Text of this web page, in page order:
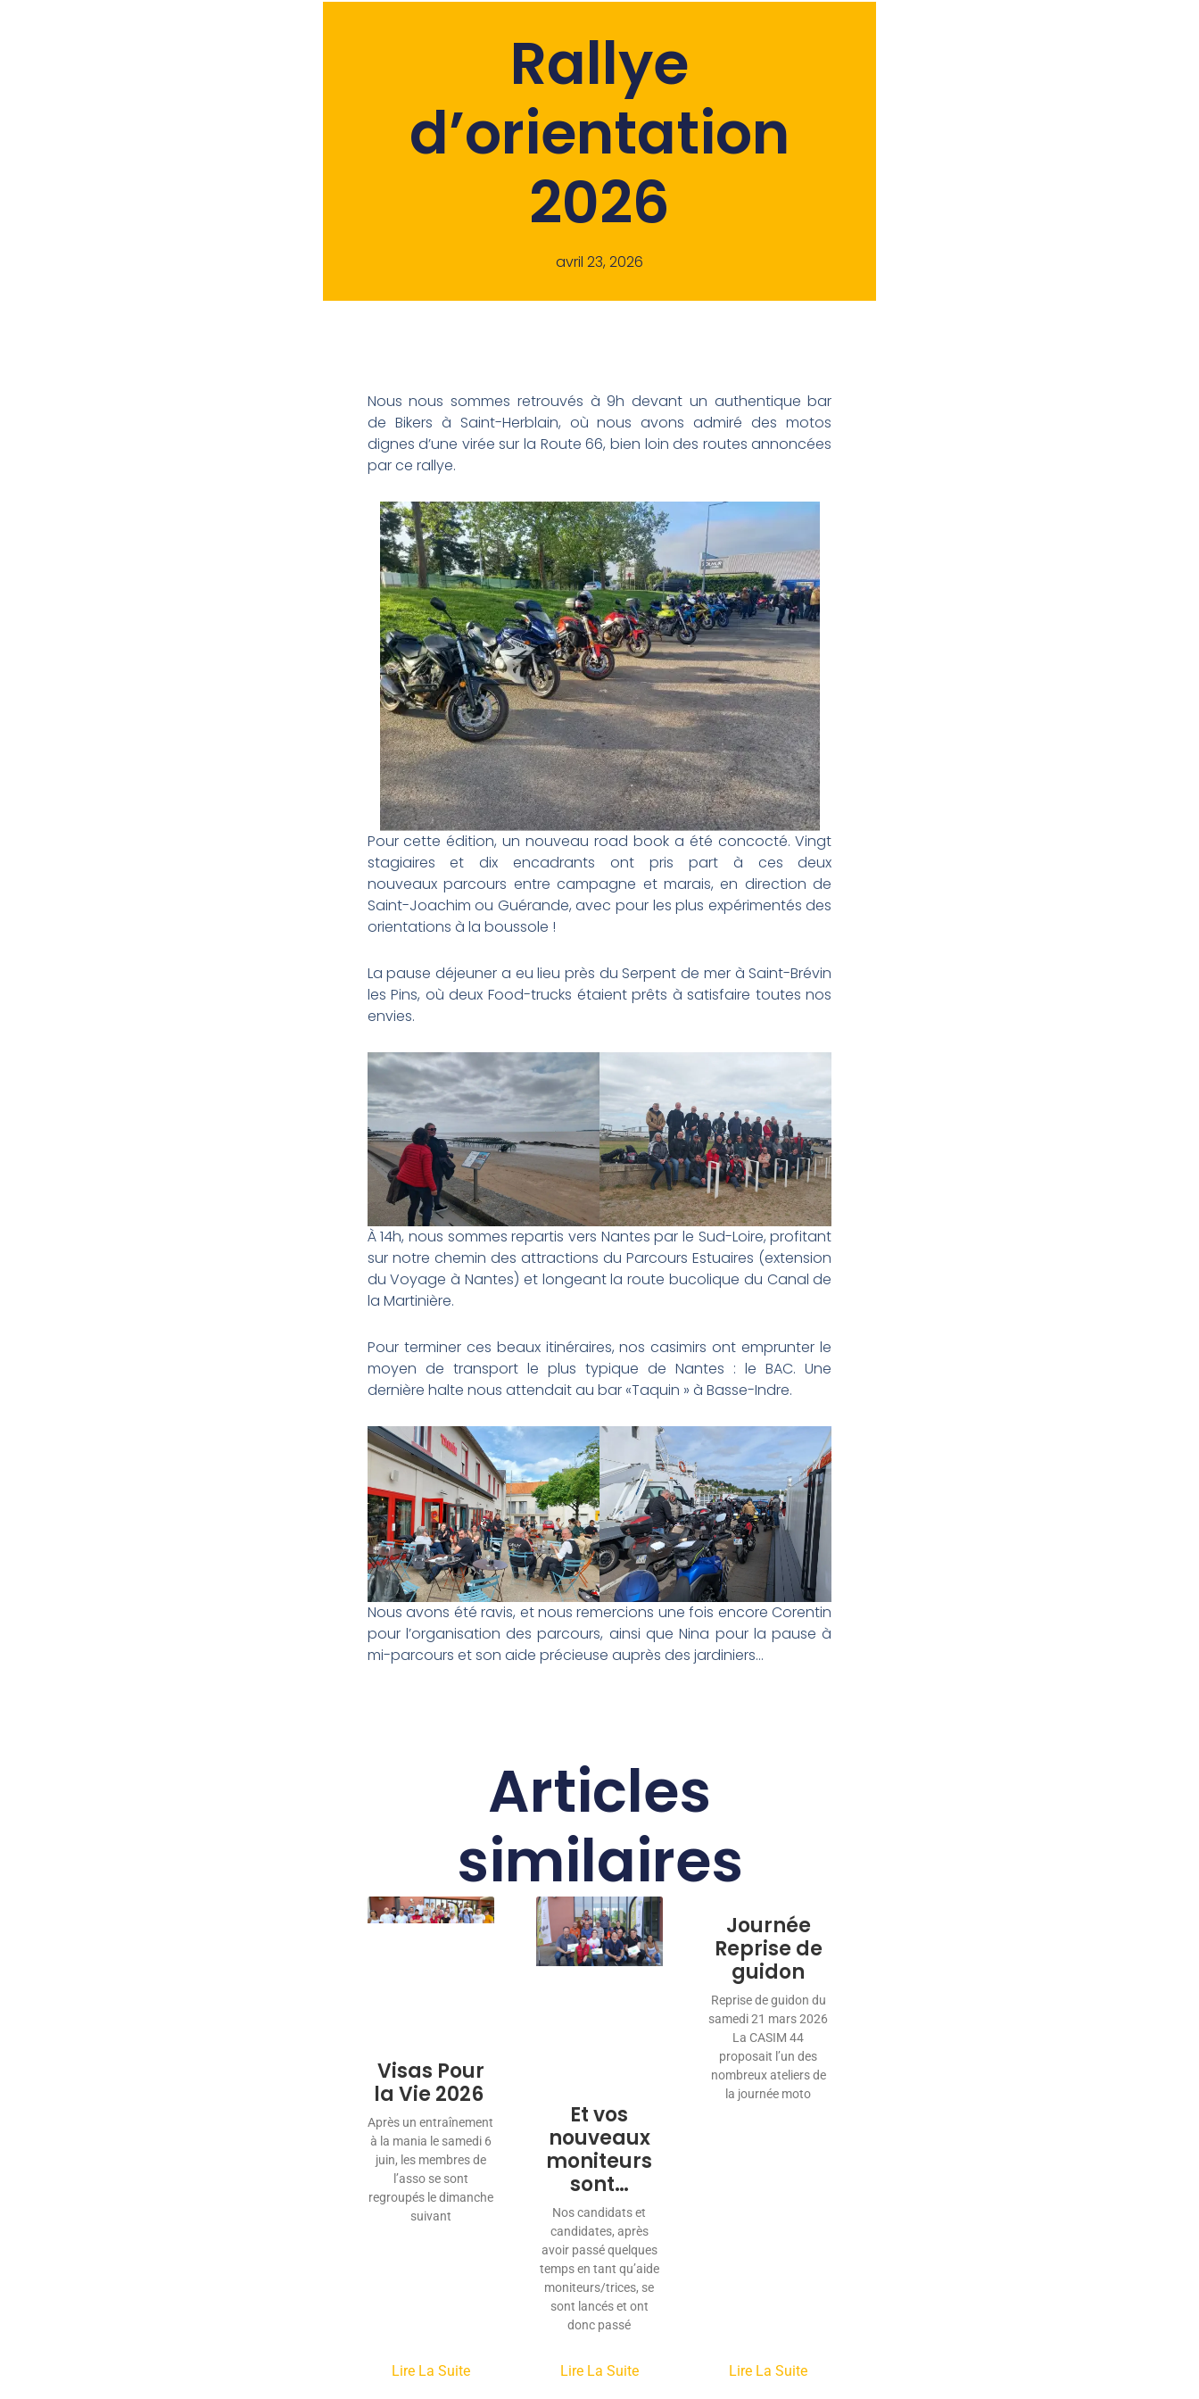
Rallye
d’orientation
2026
avril 23, 2026
Nous nous sommes retrouvés à 9h devant un authentique bar
de Bikers à Saint-Herblain, où nous avons admiré des motos
dignes d’une virée sur la Route 66, bien loin des routes annoncées
par ce rallye.
Pour cette édition, un nouveau road book a été concocté. Vingt
stagiaires et dix encadrants ont pris part à ces deux
nouveaux parcours entre campagne et marais, en direction de
Saint-Joachim ou Guérande, avec pour les plus expérimentés des
orientations à la boussole !
La pause déjeuner a eu lieu près du Serpent de mer à Saint-Brévin
les Pins, où deux Food-trucks étaient prêts à satisfaire toutes nos
envies.
À 14h, nous sommes repartis vers Nantes par le Sud-Loire, profitant
sur notre chemin des attractions du Parcours Estuaires (extension
du Voyage à Nantes) et longeant la route bucolique du Canal de
la Martinière.
Pour terminer ces beaux itinéraires, nos casimirs ont emprunter le
moyen de transport le plus typique de Nantes : le BAC. Une
dernière halte nous attendait au bar «Taquin » à Basse-Indre.
Nous avons été ravis, et nous remercions une fois encore Corentin
pour l’organisation des parcours, ainsi que Nina pour la pause à
mi-parcours et son aide précieuse auprès des jardiniers…
Articles
similaires
Visas Pour
la Vie 2026
Après un entraînement
à la mania le samedi 6
juin, les membres de
l’asso se sont
regroupés le dimanche
suivant
Lire La Suite
Et vos
nouveaux
moniteurs
sont…
Nos candidats et
candidates, après
avoir passé quelques
temps en tant qu’aide
moniteurs/trices, se
sont lancés et ont
donc passé
Lire La Suite
Journée
Reprise de
guidon
Reprise de guidon du
samedi 21 mars 2026
La CASIM 44
proposait l’un des
nombreux ateliers de
la journée moto
Lire La Suite